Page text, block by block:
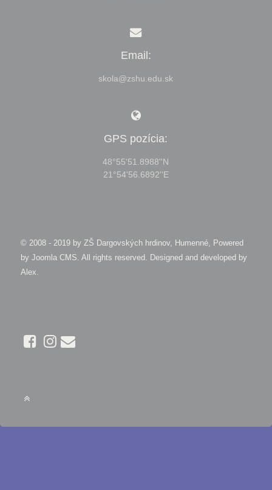
Email:
skola@zshu.edu.sk
GPS pozícia:
48°55'51.8988''N
21°54'56.6892''E
© 2008 - 2019 by ZŠ Dargovských hrdinov, Humenné, Powered
by Joomla CMS. All rights reserved. Designed and developed by
Alex.